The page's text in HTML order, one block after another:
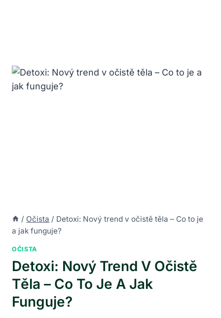
/ Očista / Detoxi: Nový trend v očistě těla – Co to je
a jak funguje?
OČISTA
Detoxi: Nový Trend V Očistě
Těla – Co To Je A Jak
Funguje?